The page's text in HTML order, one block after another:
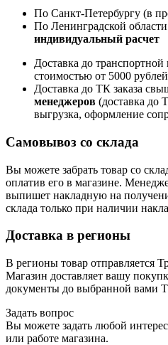
По Санкт-Петербургу (в
По Ленинградской
индивидуальный расчет
Доставка до
стоимостью от 5000
Доставка до ТК заказа
менеджеров (доставка до
выгрузка, оформление
Самовывоз со склада
Вы можете забрать товар со
оплатив его в магазине.
выпишет накладную на
склада только при наличии
Доставка в регионы
В регионы товар отправляется
Магазин доставляет вашу
документы до выбранной вами
Задать вопрос
Вы можете задать любой
или работе магазина.